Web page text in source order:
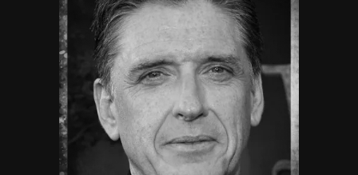
RECHERCHE
LIENS & FESTIVALS
UN POLAR AU HASARD